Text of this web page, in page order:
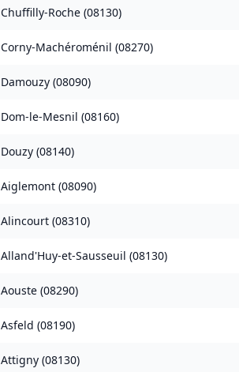
Chuffilly-Roche (08130)
Corny-Machéroménil (08270)
Damouzy (08090)
Dom-le-Mesnil (08160)
Douzy (08140)
Aiglemont (08090)
Alincourt (08310)
Alland'Huy-et-Sausseuil (08130)
Aouste (08290)
Asfeld (08190)
Attigny (08130)